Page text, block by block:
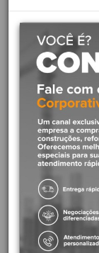
Os principais
resistência de
marca possui a
produto possui
ensaboadas ou
Diferenciais do
biníquel de
Conserva a
tempo.
Garantia
sanitárias
para